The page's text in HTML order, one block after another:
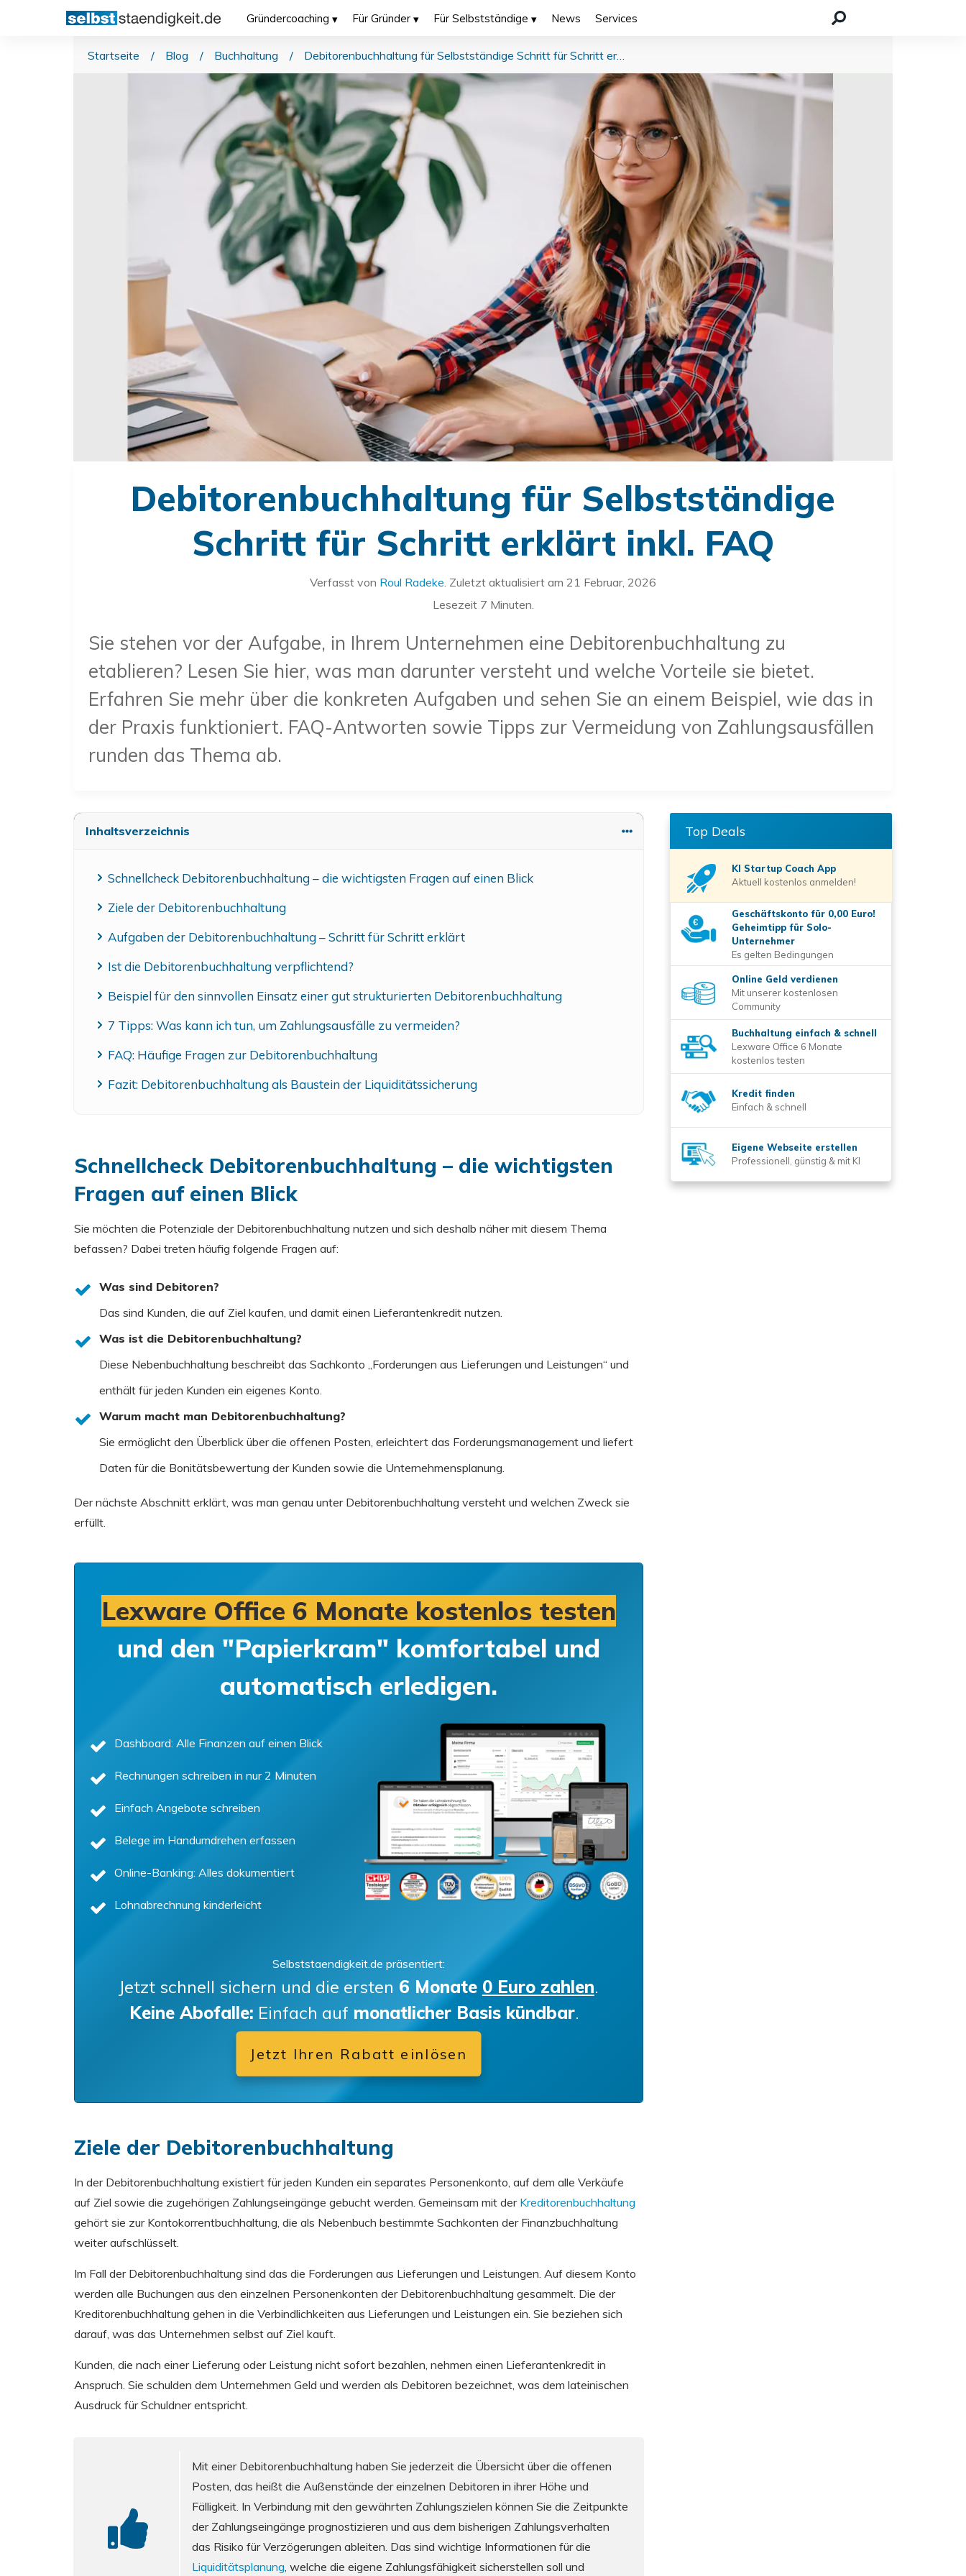
Gründercoaching Für Gründer Für Selbstständige News Services
Startseite / Blog / Buchhaltung / Debitorenbuchhaltung für Selbstständige Schritt für Schritt erklärt inkl. FAQ
Debitorenbuchhaltung für Selbstständige
Schritt für Schritt erklärt inkl. FAQ
Verfasst von Roul Radeke. Zuletzt aktualisiert am 21 Februar, 2026
Lesezeit 7 Minuten.
Sie stehen vor der Aufgabe, in Ihrem Unternehmen eine Debitorenbuchhaltung zu
etablieren? Lesen Sie hier, was man darunter versteht und welche Vorteile sie bietet.
Erfahren Sie mehr über die konkreten Aufgaben und sehen Sie an einem Beispiel, wie das in
der Praxis funktioniert. FAQ-Antworten sowie Tipps zur Vermeidung von Zahlungsausfällen
runden das Thema ab.
Inhaltsverzeichnis
Schnellcheck Debitorenbuchhaltung – die wichtigsten Fragen auf einen Blick
Ziele der Debitorenbuchhaltung
Aufgaben der Debitorenbuchhaltung – Schritt für Schritt erklärt
Ist die Debitorenbuchhaltung verpflichtend?
Beispiel für den sinnvollen Einsatz einer gut strukturierten Debitorenbuchhaltung
7 Tipps: Was kann ich tun, um Zahlungsausfälle zu vermeiden?
FAQ: Häufige Fragen zur Debitorenbuchhaltung
Fazit: Debitorenbuchhaltung als Baustein der Liquiditätssicherung
Schnellcheck Debitorenbuchhaltung – die wichtigsten
Fragen auf einen Blick
Sie möchten die Potenziale der Debitorenbuchhaltung nutzen und sich deshalb näher mit diesem Thema
befassen? Dabei treten häufig folgende Fragen auf:
Was sind Debitoren?
Das sind Kunden, die auf Ziel kaufen, und damit einen Lieferantenkredit nutzen.
Was ist die Debitorenbuchhaltung?
Diese Nebenbuchhaltung beschreibt das Sachkonto „Forderungen aus Lieferungen und Leistungen“ und
enthält für jeden Kunden ein eigenes Konto.
Warum macht man Debitorenbuchhaltung?
Sie ermöglicht den Überblick über die offenen Posten, erleichtert das Forderungsmanagement und liefert
Daten für die Bonitätsbewertung der Kunden sowie die Unternehmensplanung.
Der nächste Abschnitt erklärt, was man genau unter Debitorenbuchhaltung versteht und welchen Zweck sie
erfüllt.
Lexware Office 6 Monate kostenlos testen
und den "Papierkram" komfortabel und
automatisch erledigen.
Dashboard: Alle Finanzen auf einen Blick
Rechnungen schreiben in nur 2 Minuten
Einfach Angebote schreiben
Belege im Handumdrehen erfassen
Online-Banking: Alles dokumentiert
Lohnabrechnung kinderleicht
Selbststaendigkeit.de präsentiert:
Jetzt schnell sichern und die ersten 6 Monate 0 Euro zahlen.
Keine Abofalle: Einfach auf monatlicher Basis kündbar.
Jetzt Ihren Rabatt einlösen
Ziele der Debitorenbuchhaltung
In der Debitorenbuchhaltung existiert für jeden Kunden ein separates Personenkonto, auf dem alle Verkäufe
auf Ziel sowie die zugehörigen Zahlungseingänge gebucht werden. Gemeinsam mit der Kreditorenbuchhaltung
gehört sie zur Kontokorrentbuchhaltung, die als Nebenbuch bestimmte Sachkonten der Finanzbuchhaltung
weiter aufschlüsselt.
Im Fall der Debitorenbuchhaltung sind das die Forderungen aus Lieferungen und Leistungen. Auf diesem Konto
werden alle Buchungen aus den einzelnen Personenkonten der Debitorenbuchhaltung gesammelt. Die der
Kreditorenbuchhaltung gehen in die Verbindlichkeiten aus Lieferungen und Leistungen ein. Sie beziehen sich
darauf, was das Unternehmen selbst auf Ziel kauft.
Kunden, die nach einer Lieferung oder Leistung nicht sofort bezahlen, nehmen einen Lieferantenkredit in
Anspruch. Sie schulden dem Unternehmen Geld und werden als Debitoren bezeichnet, was dem lateinischen
Ausdruck für Schuldner entspricht.
Mit einer Debitorenbuchhaltung haben Sie jederzeit die Übersicht über die offenen
Posten, das heißt die Außenstände der einzelnen Debitoren in ihrer Höhe und
Fälligkeit. In Verbindung mit den gewährten Zahlungszielen können Sie die Zeitpunkte
der Zahlungseingänge prognostizieren und aus dem bisherigen Zahlungsverhalten
das Risiko für Verzögerungen ableiten. Das sind wichtige Informationen für die
Liquiditätsplanung, welche die eigene Zahlungsfähigkeit sicherstellen soll und
Top Deals
KI Startup Coach App
Aktuell kostenlos anmelden!
Geschäftskonto für 0,00 Euro!
Geheimtipp für Solo-
Unternehmer
Es gelten Bedingungen
Online Geld verdienen
Mit unserer kostenlosen
Community
Buchhaltung einfach & schnell
Lexware Office 6 Monate
kostenlos testen
Kredit finden
Einfach & schnell
Eigene Webseite erstellen
Professionell, günstig & mit KI